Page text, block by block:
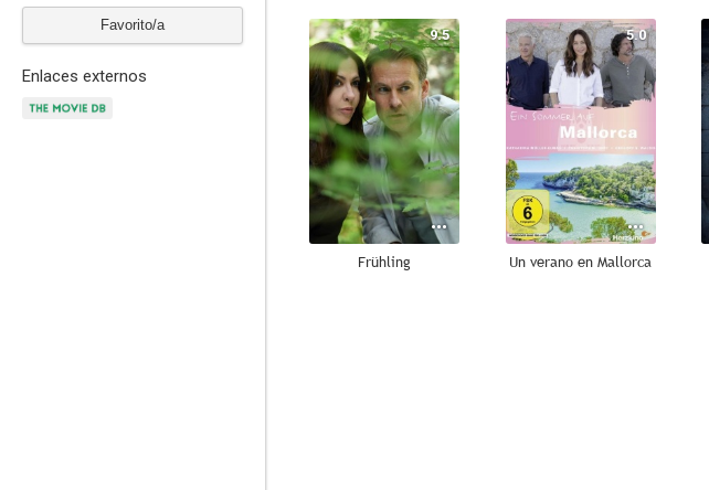
Favorito/a
Enlaces externos
9.5
Frühling
5.0
Un verano en Mallorca